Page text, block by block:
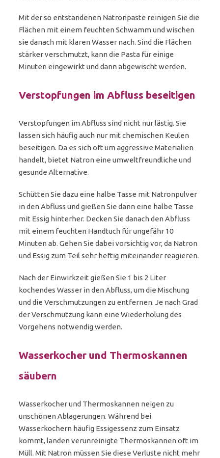
Mit der so entstandenen Natronpaste reinigen Sie die
Flächen mit einem feuchten Schwamm und wischen
sie danach mit klaren Wasser nach. Sind die Flächen
stärker verschmutzt, kann die Pasta für einige
Minuten eingewirkt und dann abgewischt werden.
Verstopfungen im Abfluss beseitigen
Verstopfungen im Abfluss sind nicht nur lästig. Sie
lassen sich häufig auch nur mit chemischen Keulen
beseitigen. Da es sich oft um aggressive Materialien
handelt, bietet Natron eine umweltfreundliche und
gesunde Alternative.
Schütten Sie dazu eine halbe Tasse mit Natronpulver
in den Abfluss und gießen Sie dann eine halbe Tasse
mit Essig hinterher. Decken Sie danach den Abfluss
mit einem feuchten Handtuch für ungefähr 10
Minuten ab. Gehen Sie dabei vorsichtig vor, da Natron
und Essig zum Teil sehr heftig miteinander reagieren.
Nach der Einwirkzeit gießen Sie 1 bis 2 Liter
kochendes Wasser in den Abfluss, um die Mischung
und die Verschmutzungen zu entfernen. Je nach Grad
der Verschmutzung kann eine Wiederholung des
Vorgehens notwendig werden.
Wasserkocher und Thermoskannen
säubern
Wasserkocher und Thermoskannen neigen zu
unschönen Ablagerungen. Während bei
Wasserkochern häufig Essigessenz zum Einsatz
kommt, landen verunreinigte Thermoskannen oft im
Müll. Mit Natron müssen Sie diese Verluste nicht mehr